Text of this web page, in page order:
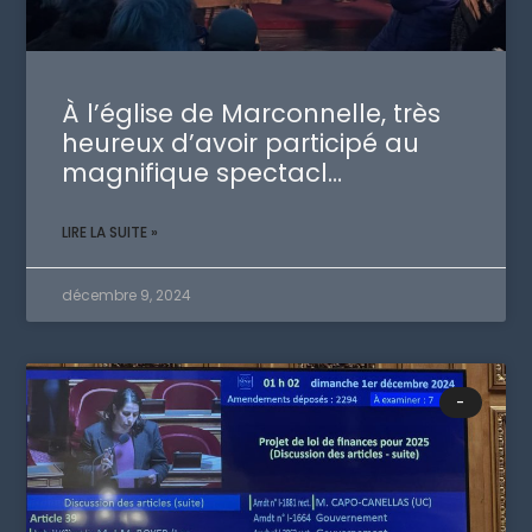
À l’église de Marconnelle, très
heureux d’avoir participé au
magnifique spectacl…
LIRE LA SUITE »
décembre 9, 2024
-